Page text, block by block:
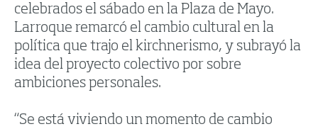
celebrados el sábado en la Plaza de Mayo.
Larroque remarcó el cambio cultural en la
política que trajo el kirchnerismo, y subrayó la
idea del proyecto colectivo por sobre
ambiciones personales.
“Se está viviendo un momento de cambio